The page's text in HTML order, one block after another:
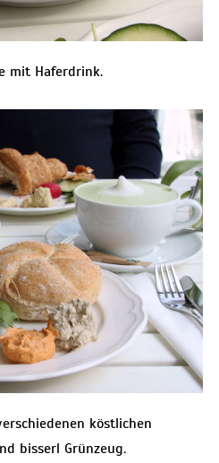
mit Haferdrink.
köstlichen
bisserl Grünzeug.